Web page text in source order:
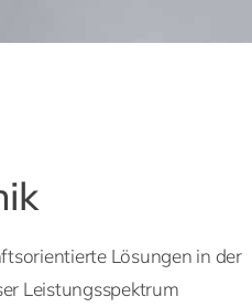
Lösungen in der
Leistungsspektrum